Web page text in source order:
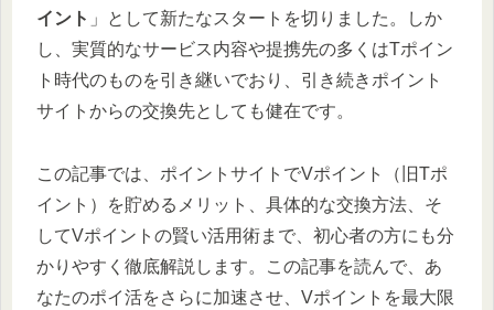
イント 」として新たなスタートを切りました。しか
し、実質的なサービス内容や提携先の多くはTポイン
ト時代のものを引き継いでおり、引き続きポイント
サイトからの交換先としても健在です。
この記事では、ポイントサイトでVポイント（旧Tポ
イント）を貯めるメリット、具体的な交換方法、そ
してVポイントの賢い活用術まで、初心者の方にも分
かりやすく徹底解説します。この記事を読んで、あ
なたのポイ活をさらに加速させ、Vポイントを最大限